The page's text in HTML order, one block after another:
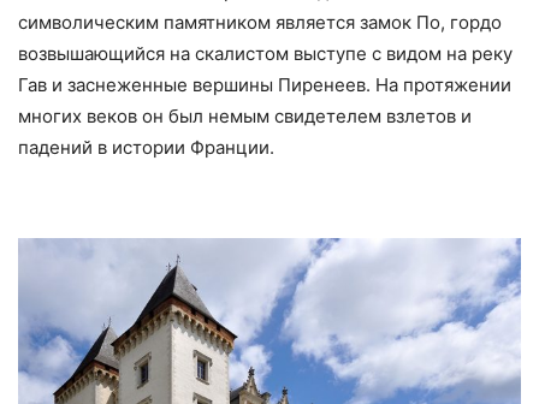
символическим памятником является замок По, гордо
возвышающийся на скалистом выступе с видом на реку
Гав и заснеженные вершины Пиренеев. На протяжении
многих веков он был немым свидетелем взлетов и
падений в истории Франции.